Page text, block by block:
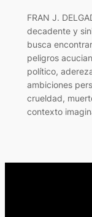
FRAN J.
decadente y
busca
peligros
político,
ambiciones
crueldad,
contexto